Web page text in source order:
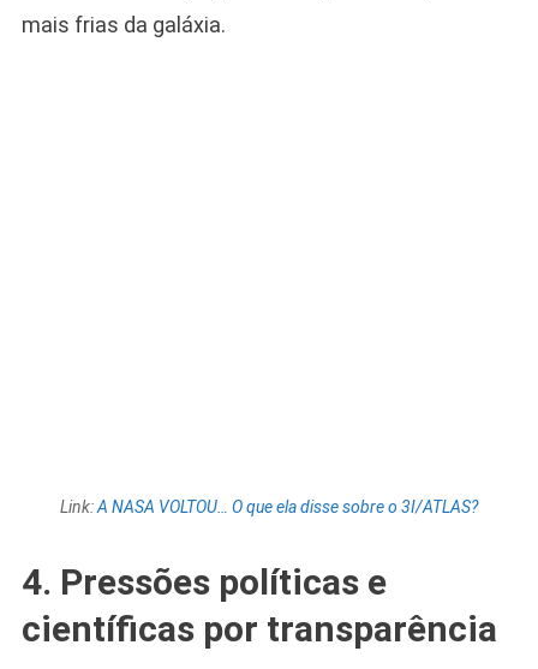
mais frias da galáxia.
Link:A NASA VOLTOU… O que ela disse sobre o 3I/ATLAS?
4. Pressões políticas e
científicas por transparência